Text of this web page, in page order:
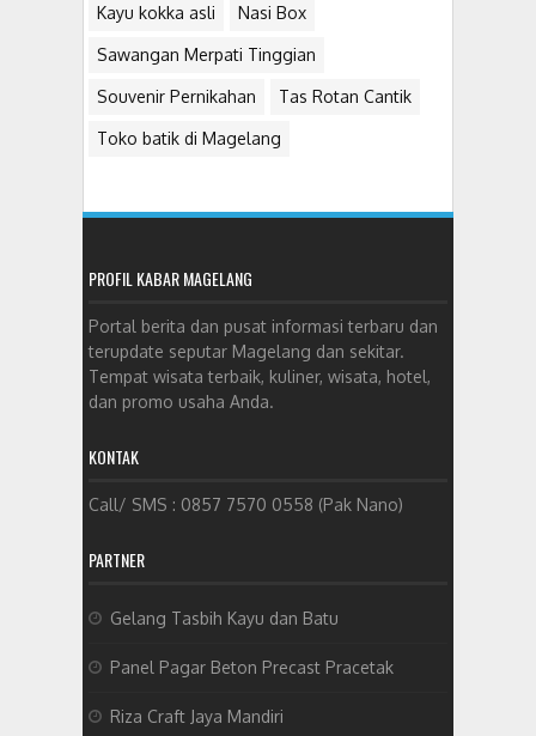
Kayu kokka asli Nasi Box
Sawangan Merpati Tinggian
Souvenir Pernikahan Tas Rotan Cantik
Toko batik di Magelang
PROFIL KABAR MAGELANG
Portal berita dan pusat informasi terbaru dan
terupdate seputar Magelang dan sekitar.
Tempat wisata terbaik, kuliner, wisata, hotel,
dan promo usaha Anda.
KONTAK
Call/ SMS : 0857 7570 0558 (Pak Nano)
PARTNER
Gelang Tasbih Kayu dan Batu
Panel Pagar Beton Precast Pracetak
Riza Craft Jaya Mandiri